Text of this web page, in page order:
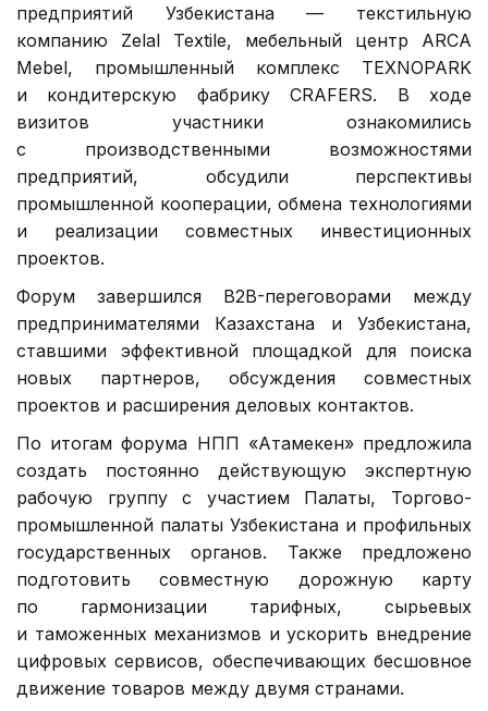
предприятий Узбекистана — текстильную
компанию Zelal Textile, мебельный центр ARCA
Mebel, промышленный комплекс TEXNOPARK
и кондитерскую фабрику CRAFERS. В ходе
визитов участники ознакомились
с производственными возможностями
предприятий, обсудили перспективы
промышленной кооперации, обмена технологиями
и реализации совместных инвестиционных
проектов.
Форум завершился B2B-переговорами между
предпринимателями Казахстана и Узбекистана,
ставшими эффективной площадкой для поиска
новых партнеров, обсуждения совместных
проектов и расширения деловых контактов.
По итогам форума НПП «Атамекен» предложила
создать постоянно действующую экспертную
рабочую группу с участием Палаты, Торгово-
промышленной палаты Узбекистана и профильных
государственных органов. Также предложено
подготовить совместную дорожную карту
по гармонизации тарифных, сырьевых
и таможенных механизмов и ускорить внедрение
цифровых сервисов, обеспечивающих бесшовное
движение товаров между двумя странами.